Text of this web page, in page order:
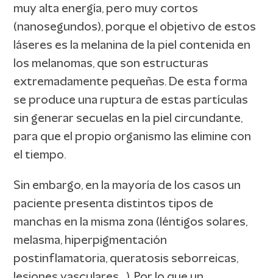
muy alta energía, pero muy cortos
(nanosegundos), porque el objetivo de estos
láseres es la melanina de la piel contenida en
los melanomas, que son estructuras
extremadamente pequeñas. De esta forma
se produce una ruptura de estas partículas
sin generar secuelas en la piel circundante,
para que el propio organismo las elimine con
el tiempo.
Sin embargo, en la mayoría de los casos un
paciente presenta distintos tipos de
manchas en la misma zona (léntigos solares,
melasma, hiperpigmentación
postinflamatoria, queratosis seborreicas,